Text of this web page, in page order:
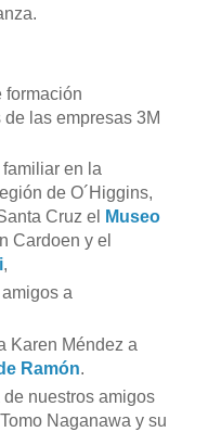
formación
las empresas 3M
en la
de O´Higgins,
Cruz el
Museo
Cardoen y el
,
a
Karen Méndez a
Ramón.
nuestros amigos
Naganawa y su